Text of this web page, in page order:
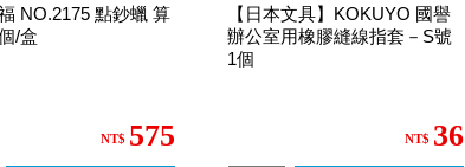
NO.2175 點鈔蠟 算
/盒
NT$ 575
【日本文具】KOKUYO 國譽
辦公室用橡膠縫線指套－S號
1個
NT$ 36